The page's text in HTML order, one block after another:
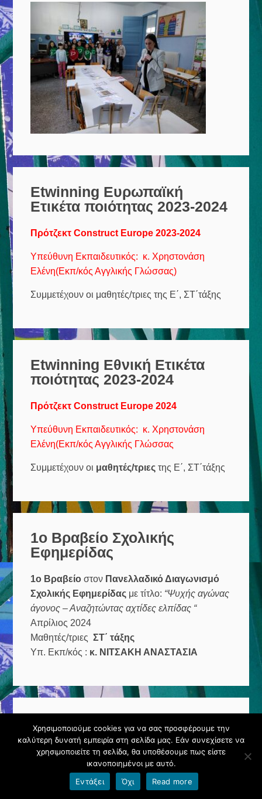
Etwinning Ευρωπαϊκή
Ετικέτα ποιότητας 2023-2024
Πρότζεκτ Construct Europe 2023-2024
Υπεύθυνη Εκπαιδευτικός: κ. Χρηστονάση
Ελένη(Εκπ/κός Αγγλικής Γλώσσας)
Συμμετέχουν οι μαθητές/τριες της Ε΄, ΣΤ΄τάξης
Etwinning Εθνική Ετικέτα
ποιότητας 2023-2024
Πρότζεκτ Construct Europe 2024
Υπεύθυνη Εκπαιδευτικός: κ. Χρηστονάση
Ελένη(Εκπ/κός Αγγλικής Γλώσσας
Συμμετέχουν οι μαθητές/τριες της Ε΄, ΣΤ΄τάξης
1ο Βραβείο Σχολικής
Εφημερίδας
1ο Βραβείο στον Πανελλαδικό Διαγωνισμό
Σχολικής Εφημερίδας με τίτλο: “Ψυχής αγώνας
άγονος – Αναζητώντας αχτίδες ελπίδας “
Απρίλιος 2024
Μαθητές/τριες ΣΤ΄ τάξης
Υπ. Εκπ/κός : κ. ΝΙΤΣΑΚΗ ΑΝΑΣΤΑΣΙΑ
3ο Βραβείο Σχολικής
Εφημερίδας
στονΠανελλαδικό Διαγωνισμό
Σχολικής Εφημερίδαςμε τίτλο:“17
Προκλήσεις….. για έναν καλύτερο κόσμο»
Χρησιμοποιούμε cookies για να σας προσφέρουμε την
καλύτερη δυνατή εμπειρία στη σελίδα μας. Εάν συνεχίσετε να
χρησιμοποιείτε τη σελίδα, θα υποθέσουμε πως είστε
ικανοποιημένοι με αυτό.
Εντάξει
Όχι Read more